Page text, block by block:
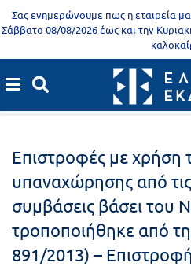
Σας ενημερώνουμε πως η εταιρεία
Σάββατο 08/08/2026 έως και την
X
Βιβλία
ενήλικες
Εκπαιδευτικά
βιβλία
Αποκλειστική
διάθεση
Trivia
Προδημοτική
εκπαίδευση
Εκπαιδευτικές
αφίσες
Βιβλία
Σειρά
Ελληνίζειν
Δημοτικό
Πολιτική
Επιστροφές με χρήση
υπαναχώρησης από
συμβάσεις βάσει του
τροποποιήθηκε από
891/2013) –